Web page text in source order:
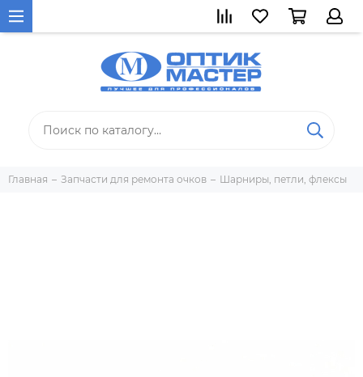
Главная Запчасти для ремонта очков Шарниры, петли, флексы